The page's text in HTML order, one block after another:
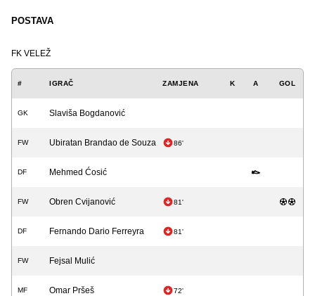
POSTAVA
FK VELEŽ
# IGRAČ ZAMJENA K A GOL
GK Slaviša Bogdanović
FW Ubiratan Brandao de Souza 86'
DF Mehmed Ćosić
FW Obren Cvijanović 81'
DF Fernando Dario Ferreyra 81'
FW Fejsal Mulić
MF Omar Pršeš 72'